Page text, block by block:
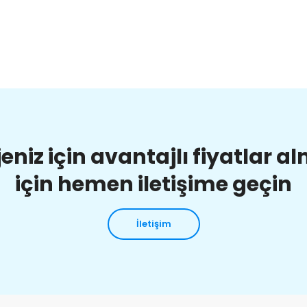
için avantajlı fiyatlar
için hemen iletişime geçin
İletişim